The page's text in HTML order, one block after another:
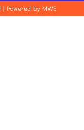
Powered by MWE